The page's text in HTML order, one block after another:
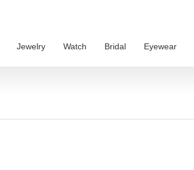
Jewelry Watch Bridal Eyewear